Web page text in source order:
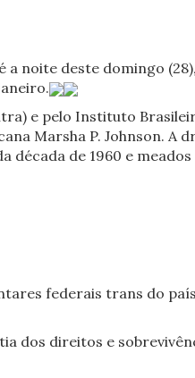
a noite deste domingo
e pelo Instituto
Marsha P. Johnson. A
de 1960 e meados
federais trans do